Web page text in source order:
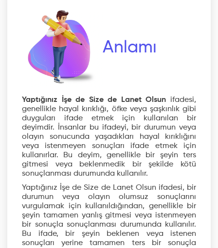
Anlamı
Yaptığınız İşe de Size de Lanet Olsun ifadesi,
genellikle hayal kırıklığı, öfke veya şaşkınlık gibi
duyguları ifade etmek için kullanılan bir
deyimdir. İnsanlar bu ifadeyi, bir durumun veya
olayın sonucunda yaşadıkları hayal kırıklığını
veya istenmeyen sonuçları ifade etmek için
kullanırlar. Bu deyim, genellikle bir şeyin ters
gitmesi veya beklenmedik bir şekilde kötü
sonuçlanması durumunda kullanılır.
Yaptığınız İşe de Size de Lanet Olsun ifadesi, bir
durumun veya olayın olumsuz sonuçlarını
vurgulamak için kullanıldığından, genellikle bir
şeyin tamamen yanlış gitmesi veya istenmeyen
bir sonuçla sonuçlanması durumunda kullanılır.
Bu ifade, bir şeyin beklenen veya istenen
sonuçları yerine tamamen ters bir sonuçla